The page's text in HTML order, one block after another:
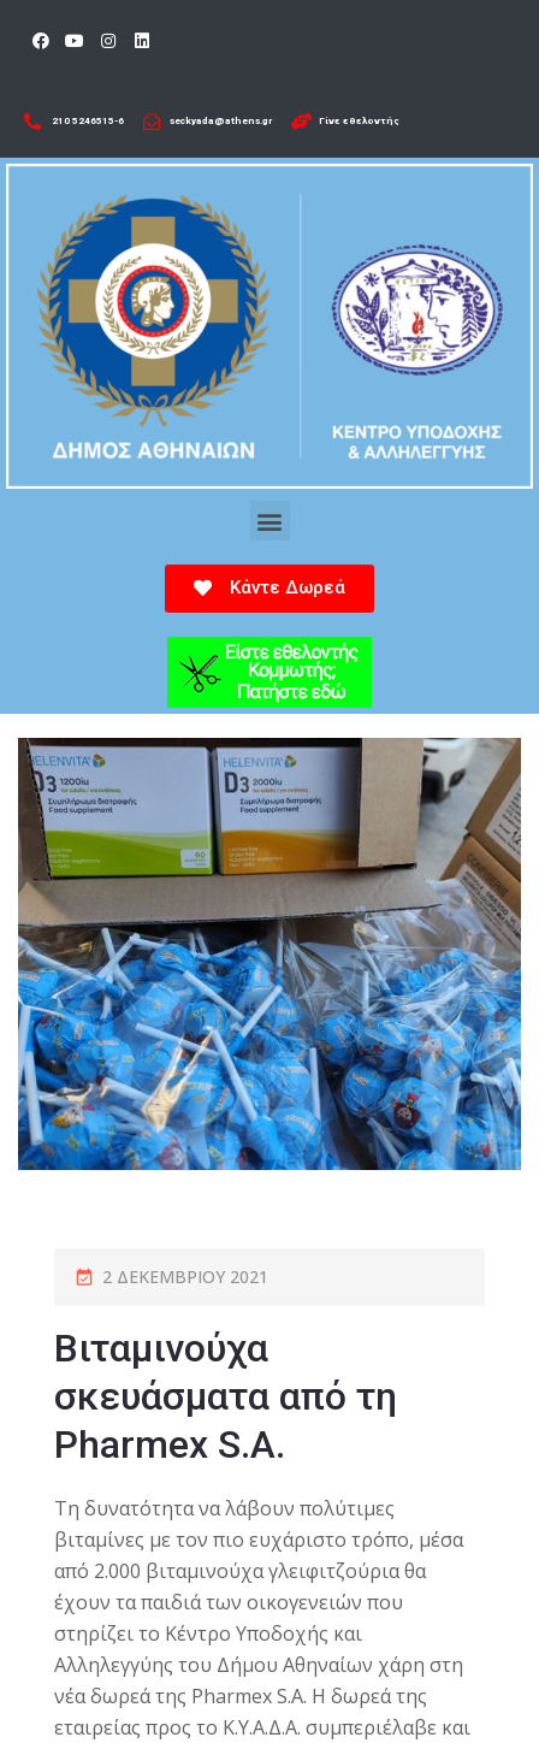
210 5246515-6​ seckyada@athens.gr Γίνε εθελοντής
Κάντε Δωρεά
2 ΔΕΚΕΜΒΡΊΟΥ 2021
Βιταμινούχα
σκευάσματα από τη
Pharmex S.A.
Τη δυνατότητα να λάβουν πολύτιμες
βιταμίνες με τον πιο ευχάριστο τρόπο, μέσα
από 2.000 βιταμινούχα γλειφιτζούρια θα
έχουν τα παιδιά των οικογενειών που
στηρίζει το Κέντρο Υποδοχής και
Αλληλεγγύης του Δήμου Αθηναίων χάρη στη
νέα δωρεά της Pharmex S.A. H δωρεά της
εταιρείας προς το Κ.Υ.Α.Δ.Α. συμπεριέλαβε και